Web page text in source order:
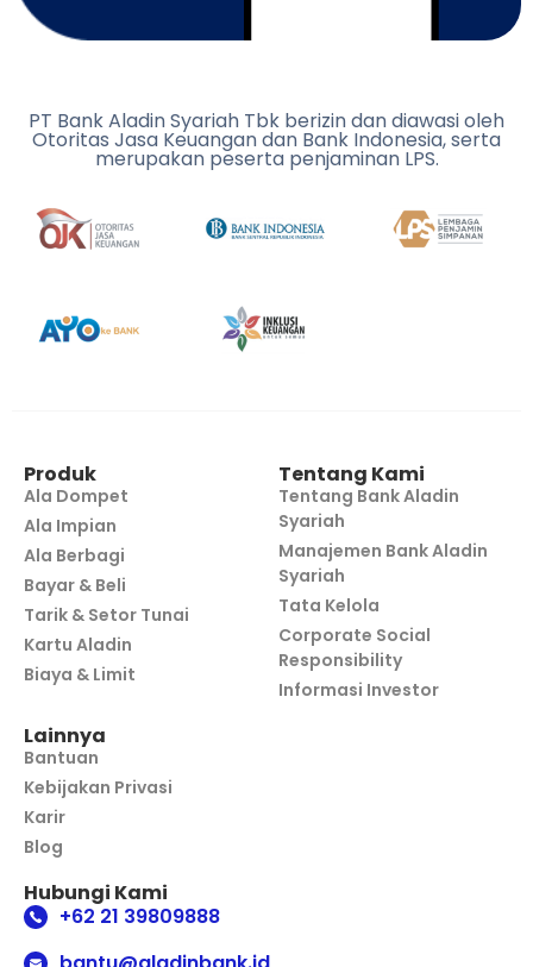
PT Bank Aladin Syariah Tbk berizin dan diawasi oleh
Otoritas Jasa Keuangan dan Bank Indonesia, serta
merupakan peserta penjaminan LPS.
Produk
Ala Dompet
Ala Impian
Ala Berbagi
Bayar & Beli
Tarik & Setor Tunai
Kartu Aladin
Biaya & Limit
Tentang Kami
Tentang Bank Aladin
Syariah
Manajemen Bank Aladin
Syariah
Tata Kelola
Corporate Social
Responsibility
Informasi Investor
Lainnya
Bantuan
Kebijakan Privasi
Karir
Blog
Hubungi Kami
+62 21 39809888